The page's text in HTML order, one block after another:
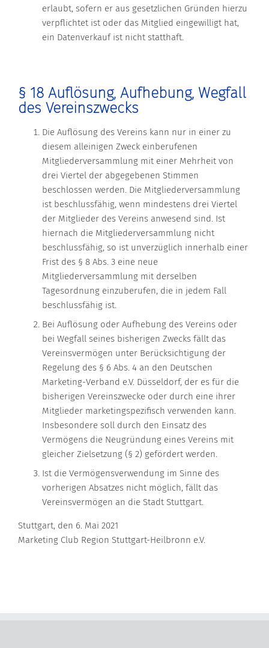
erlaubt, sofern er aus gesetzlichen Gründen hierzu
verpflichtet ist oder das Mitglied eingewilligt hat,
ein Datenverkauf ist nicht statthaft.
§ 18 Auflösung, Aufhebung, Wegfall
des Vereinszwecks
Die Auflösung des Vereins kann nur in einer zu
diesem alleinigen Zweck einberufenen
Mitgliederversammlung mit einer Mehrheit von
drei Viertel der abgegebenen Stimmen
beschlossen werden. Die Mitgliederversammlung
ist beschlussfähig, wenn mindestens drei Viertel
der Mitglieder des Vereins anwesend sind. Ist
hiernach die Mitgliederversammlung nicht
beschlussfähig, so ist unverzüglich innerhalb einer
Frist des § 8 Abs. 3 eine neue
Mitgliederversammlung mit derselben
Tagesordnung einzuberufen, die in jedem Fall
beschlussfähig ist.
Bei Auflösung oder Aufhebung des Vereins oder
bei Wegfall seines bisherigen Zwecks fällt das
Vereinsvermögen unter Berücksichtigung der
Regelung des § 6 Abs. 4 an den Deutschen
Marketing-Verband e.V. Düsseldorf, der es für die
bisherigen Vereinszwecke oder durch eine ihrer
Mitglieder marketingspezifisch verwenden kann.
Insbesondere soll durch den Einsatz des
Vermögens die Neugründung eines Vereins mit
gleicher Zielsetzung (§ 2) gefördert werden.
Ist die Vermögensverwendung im Sinne des
vorherigen Absatzes nicht möglich, fällt das
Vereinsvermögen an die Stadt Stuttgart.
Stuttgart, den 6. Mai 2021
Marketing Club Region Stuttgart-Heilbronn e.V.